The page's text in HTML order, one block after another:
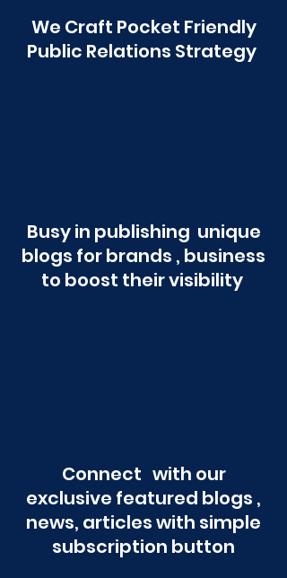
We Craft Pocket Friendly
Public Relations Strategy
Busy in publishing unique
blogs for brands , business
to boost their visibility
Connect with our
exclusive featured blogs ,
news, articles with simple
subscription button